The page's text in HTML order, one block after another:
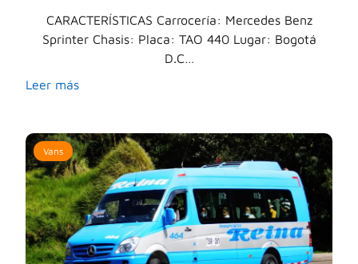
CARACTERÍSTICAS Carrocería: Mercedes Benz
Sprinter Chasis: Placa: TAO 440 Lugar: Bogotá
D.C…
Leer más
Vans